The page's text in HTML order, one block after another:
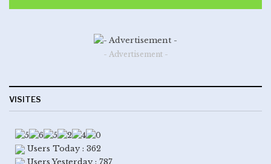
- Advertisement -
VISITES
Users Today : 362